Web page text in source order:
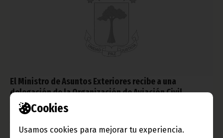
Cookies
Usamos cookies para mejorar tu experiencia.
El Ministro de Asuntos Exteriores recibe a una
delegación de la Organización de Aviación Civil
Internacional
Durante la audiencia se han abordado diferentes temas de